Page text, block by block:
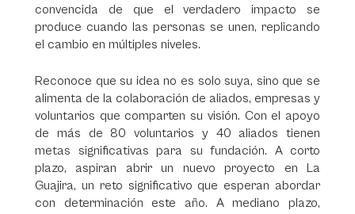
convencida de que el verdadero impacto se
produce cuando las personas se unen, replicando
el cambio en múltiples niveles.
Reconoce que su idea no es solo suya, sino que se
alimenta de la colaboración de aliados, empresas y
voluntarios que comparten su visión. Con el apoyo
de más de 80 voluntarios y 40 aliados tienen
metas significativas para su fundación. A corto
plazo, aspiran abrir un nuevo proyecto en La
Guajira, un reto significativo que esperan abordar
con determinación este año. A mediano plazo,